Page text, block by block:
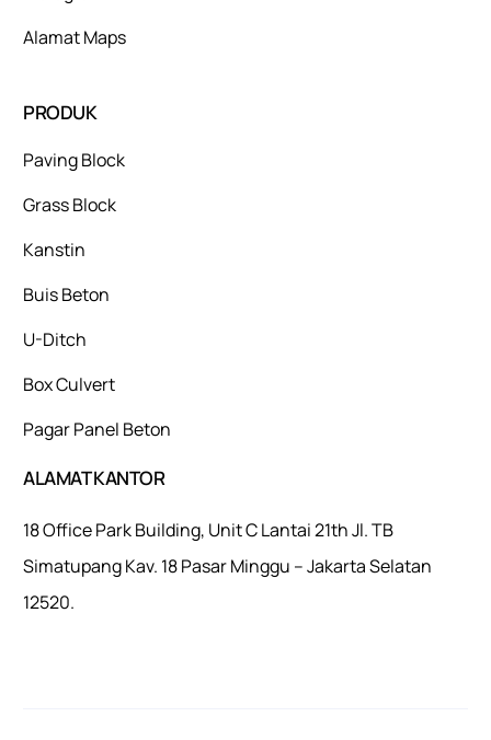
Alamat Maps
PRODUK
Paving Block
Grass Block
Kanstin
Buis Beton
U-Ditch
Box Culvert
Pagar Panel Beton
ALAMAT KANTOR
18 Office Park Building, Unit C Lantai 21th Jl. TB
Simatupang Kav. 18 Pasar Minggu – Jakarta Selatan
12520.